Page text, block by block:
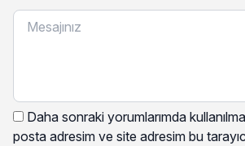
Daha sonraki yorumlarımda
posta adresim ve site adresim bu